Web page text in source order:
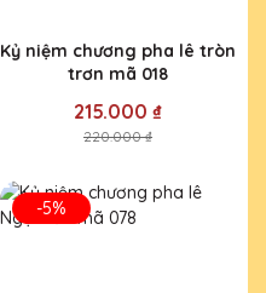
Kỷ niệm chương pha lê tròn
trơn mã 018
215.000 ₫
220.000 ₫
-5%